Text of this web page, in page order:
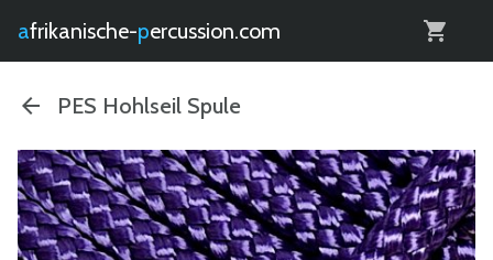
afrikanische- percussion.com
PES Hohlseil Spule